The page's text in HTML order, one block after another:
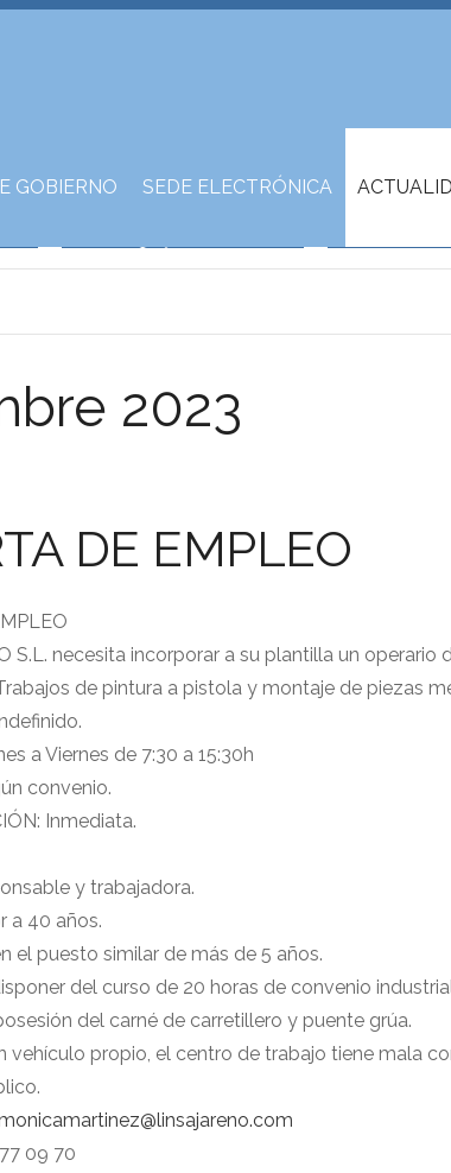
GOBIERNO SEDE ELECTRÓNICA
2023
DE EMPLEO
S.L. necesita incorporar a su plantilla un operario
de pintura a pistola y montaje de piezas
a Viernes de 7:30 a 15:30h
convenio.
Inmediata.
y trabajadora.
a 40 años.
el puesto similar de más de 5 años.
del curso de 20 horas de convenio
del carné de carretillero y puente grúa.
vehículo propio, el centro de trabajo tiene mala
09 70